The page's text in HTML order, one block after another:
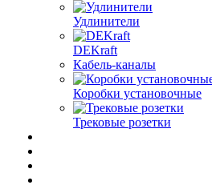
Удлинители
DEKraft
Кабель-каналы
Коробки установочные
Трековые розетки